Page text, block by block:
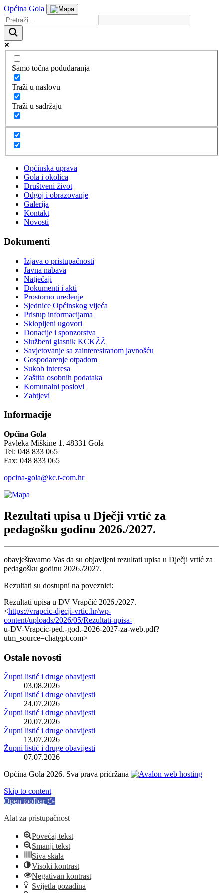
Općina Gola
Samo točna podudaranja
Traži u naslovu
Traži u sadržaju
Općinska uprava
Gola i okolica
Društveni život
Odgoj i obrazovanje
Galerija
Kontakt
Novosti
Dokumenti
Izjava o pristupačnosti
Javna nabava
Natječaji
Dokumenti i akti
Prostorno uređenje
Sjednice Općinskog vijeća
Pristup informacijama
Sklopljeni ugovori
Donacije i sponzorstva
Službeni glasnik KCKŽŽ
Savjetovanje sa zainteresiranom javnošću
Gospodarenje otpadom
Sukob interesa
Zaštita osobnih podataka
Komunalni poslovi
Zahtjevi
Informacije
Općina Gola
Pavleka Miškine 1, 48331 Gola
Tel: 048 833 065
Fax: 048 833 065
opcina-gola@kc.t-com.hr
Rezultati upisa u Dječji vrtić za
pedagošku godinu 2026./2027.
obavještavamo Vas da su objavljeni rezultati upisa u Dječji vrtić za
pedagošku godinu 2026./2027.
Rezultati su dostupni na poveznici:
Rezultati upisa u DV Vrapčić 2026./2027.
<https://vrapcic-djecji-vrtic.hr/wp-
content/uploads/2026/05/Rezultati-upisa-
u-DV-Vrapcic-ped.-god.-2026-2027-za-web.pdf?
utm_source=chatgpt.com>
Ostale novosti
Župni listić i druge obavijesti
03.08.2026
Župni listić i druge obavijesti
24.07.2026
Župni listić i druge obavijesti
20.07.2026
Župni listić i druge obavijesti
13.07.2026
Župni listić i druge obavijesti
07.07.2026
Općina Gola 2026. Sva prava pridržana
Skip to content
Open toolbar
Alat za pristupačnost
Povećaj tekst
Smanji tekst
Siva skala
Visoki kontrast
Negativan kontrast
Svijetla pozadina